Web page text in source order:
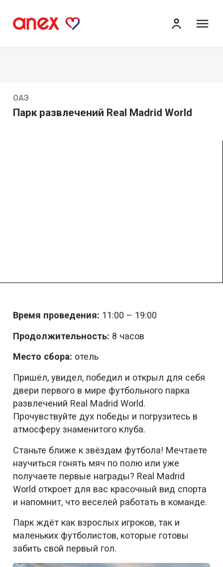
ОАЭ
Парк развлечений Real Madrid World
Время проведения: 11:00 – 19:00
Продолжительность: 8 часов
Место сбора: отель
Пришёл, увидел, победил и открыл для себя
двери первого в мире футбольного парка
развлечений Real Madrid World.
Прочувствуйте дух победы и погрузитесь в
атмосферу знаменитого клуба.
Станьте ближе к звёздам футбола! Мечтаете
научиться гонять мяч по полю или уже
получаете первые награды? Real Madrid
World откроет для вас красочный вид спорта
и напомнит, что веселей работать в команде.
Парк ждёт как взрослых игроков, так и
маленьких футболистов, которые готовы
забить свой первый гол.